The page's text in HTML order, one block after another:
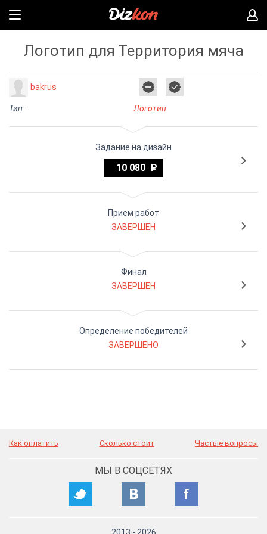
Логотип для Территория мяча
bakrus
Тип: Логотип
Задание на дизайн
10 080
Прием работ
ЗАВЕРШЕН
Финал
ЗАВЕРШЕН
Определение победителей
ЗАВЕРШЕНО
Как оплатить Сколько стоит Частые вопросы
МЫ В СОЦСЕТЯХ